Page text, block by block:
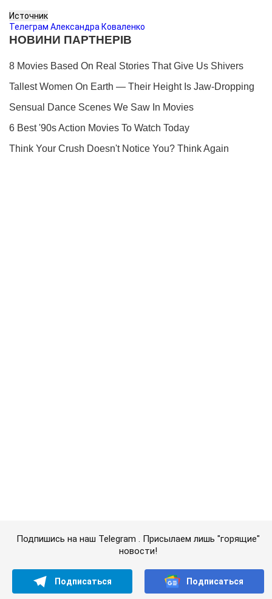
Источник
Телеграм Александра Коваленко
Важное